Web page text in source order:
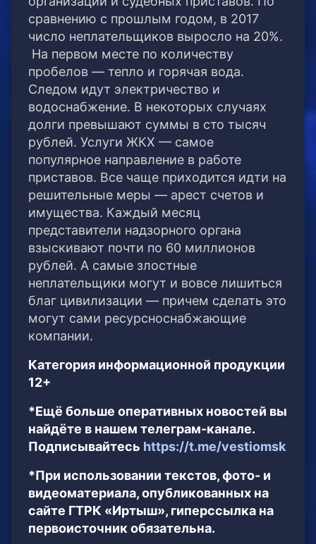
сравнению с прошлым годом, в 2017
число неплательщиков выросло на 20%.
На первом месте по количеству
пробелов — тепло и горячая вода.
Следом идут электричество и
водоснабжение. В некоторых случаях
долги превышают суммы в сто тысяч
рублей. Услуги ЖКХ — самое
популярное направление в работе
приставов. Все чаще приходится идти на
решительные меры — арест счетов и
имущества. Каждый месяц
представители надзорного органа
взыскивают почти по 60 миллионов
рублей. А самые злостные
неплательщики могут и вовсе лишиться
благ цивилизации — причем сделать это
могут сами ресурсноснабжающие
компании.
Категория информационной продукции
12+
*Ещё больше оперативных новостей вы
найдёте в нашем телеграм-канале.
Подписывайтесь https://t.me/vestiomsk
*При использовании текстов, фото- и
видеоматериала, опубликованных на
сайте ГТРК «Иртыш», гиперссылка на
первоисточник обязательна.